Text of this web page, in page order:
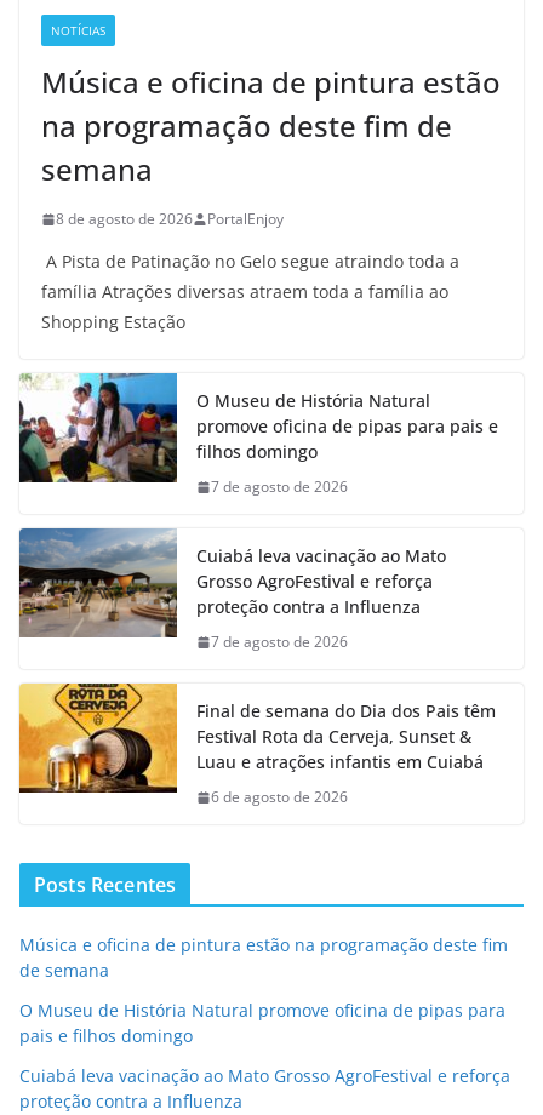
NOTÍCIAS
Música e oficina de pintura estão
na programação deste fim de
semana
8 de agosto de 2026 PortalEnjoy
A Pista de Patinação no Gelo segue atraindo toda a
família Atrações diversas atraem toda a família ao
Shopping Estação
O Museu de História Natural
promove oficina de pipas para pais e
filhos domingo
7 de agosto de 2026
Cuiabá leva vacinação ao Mato
Grosso AgroFestival e reforça
proteção contra a Influenza
7 de agosto de 2026
Final de semana do Dia dos Pais têm
Festival Rota da Cerveja, Sunset &
Luau e atrações infantis em Cuiabá
6 de agosto de 2026
Posts Recentes
Música e oficina de pintura estão na programação deste fim
de semana
O Museu de História Natural promove oficina de pipas para
pais e filhos domingo
Cuiabá leva vacinação ao Mato Grosso AgroFestival e reforça
proteção contra a Influenza